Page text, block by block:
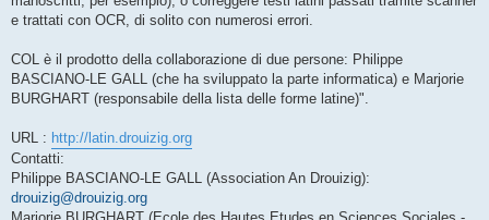
e trattati con OCR, di solito con numerosi errori.
COL è il prodotto della collaborazione di due persone: Philippe
BASCIANO-LE GALL (che ha sviluppato la parte informatica) e Marjorie
BURGHART (responsabile della lista delle forme latine)".
URL : http://latin.drouizig.org
Contatti:
Philippe BASCIANO-LE GALL (Association An Drouizig):
drouizig@drouizig.org